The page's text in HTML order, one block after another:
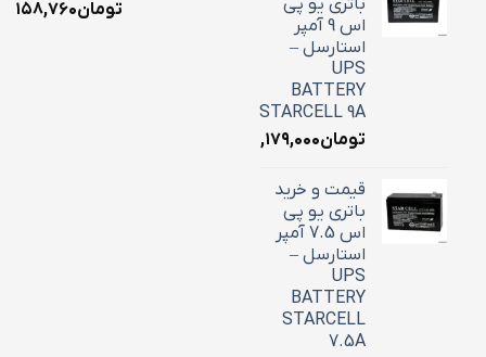
اس 9 آمپر
استارسل –
UPS
BATTERY
STARCELL 9A
تومان۳,۱۷۹,۰۰۰
قیمت و خرید
باتری یو پی
اس 7.5 آمپر
استارسل –
UPS
BATTERY
STARCELL
7.5A
تومان